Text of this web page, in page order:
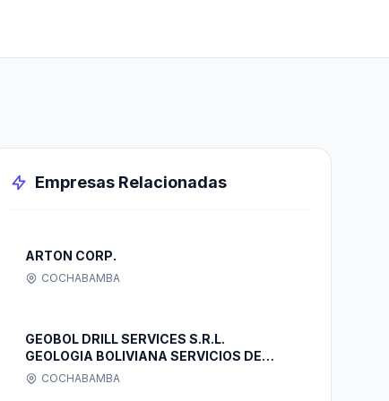
Empresas Relacionadas
ARTON CORP.
COCHABAMBA
GEOBOL DRILL SERVICES S.R.L.
GEOLOGIA BOLIVIANA SERVICIOS DE
PERFORACION
COCHABAMBA